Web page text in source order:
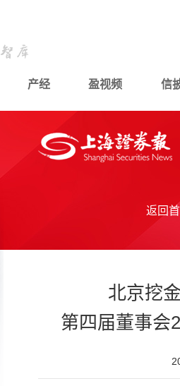
产经 盈视频 信
返回
北京挖
第四届董事会